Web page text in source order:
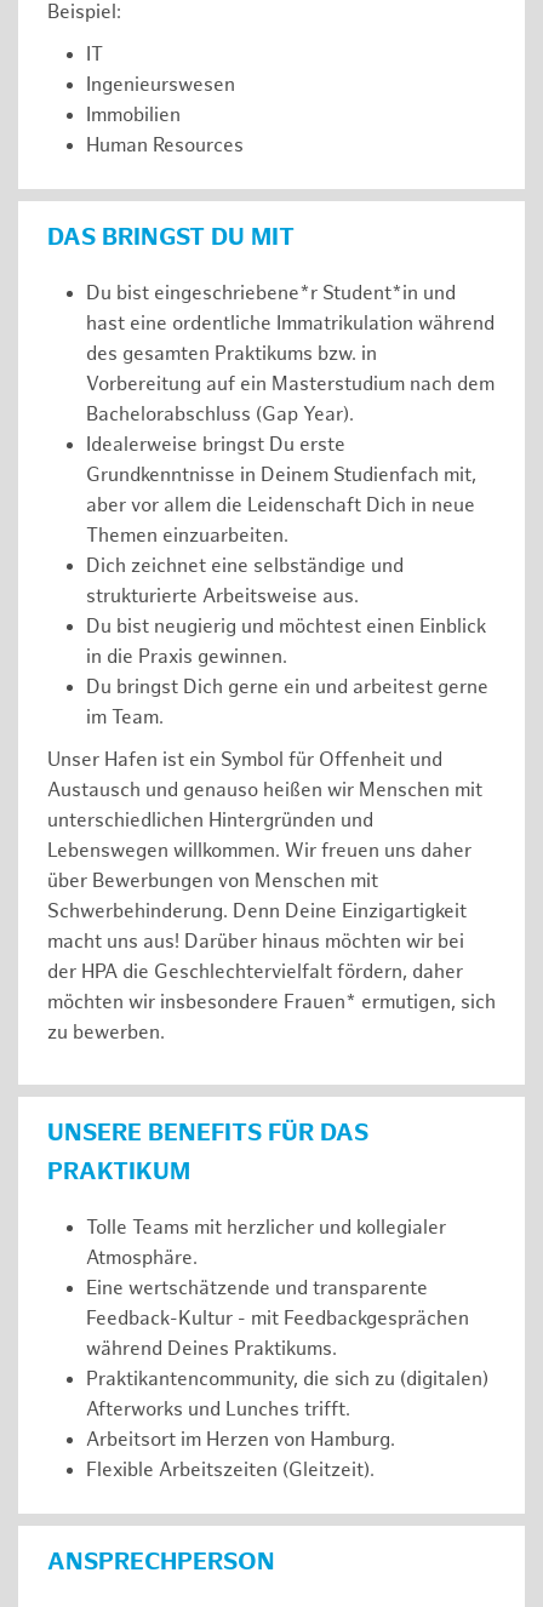
Beispiel:
IT
Ingenieurswesen
Immobilien
Human Resources
DAS BRINGST DU MIT
Du bist eingeschriebene*r Student*in und
hast eine ordentliche Immatrikulation während
des gesamten Praktikums bzw. in
Vorbereitung auf ein Masterstudium nach dem
Bachelorabschluss (Gap Year).
Idealerweise bringst Du erste
Grundkenntnisse in Deinem Studienfach mit,
aber vor allem die Leidenschaft Dich in neue
Themen einzuarbeiten.
Dich zeichnet eine selbständige und
strukturierte Arbeitsweise aus.
Du bist neugierig und möchtest einen Einblick
in die Praxis gewinnen.
Du bringst Dich gerne ein und arbeitest gerne
im Team.
Unser Hafen ist ein Symbol für Offenheit und
Austausch und genauso heißen wir Menschen mit
unterschiedlichen Hintergründen und
Lebenswegen willkommen. Wir freuen uns daher
über Bewerbungen von Menschen mit
Schwerbehinderung. Denn Deine Einzigartigkeit
macht uns aus! Darüber hinaus möchten wir bei
der HPA die Geschlechtervielfalt fördern, daher
möchten wir insbesondere Frauen* ermutigen, sich
zu bewerben.
UNSERE BENEFITS FÜR DAS
PRAKTIKUM
Tolle Teams mit herzlicher und kollegialer
Atmosphäre.
Eine wertschätzende und transparente
Feedback-Kultur - mit Feedbackgesprächen
während Deines Praktikums.
Praktikantencommunity, die sich zu (digitalen)
Afterworks und Lunches trifft.
Arbeitsort im Herzen von Hamburg.
Flexible Arbeitszeiten (Gleitzeit).
ANSPRECHPERSON